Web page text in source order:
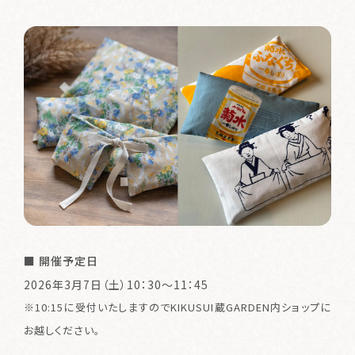
■ 開催予定日
2026年3月7日（土）10：30～11：45
※10:15に受付いたしますのでKIKUSUI蔵GARDEN内ショップに
お越しください。